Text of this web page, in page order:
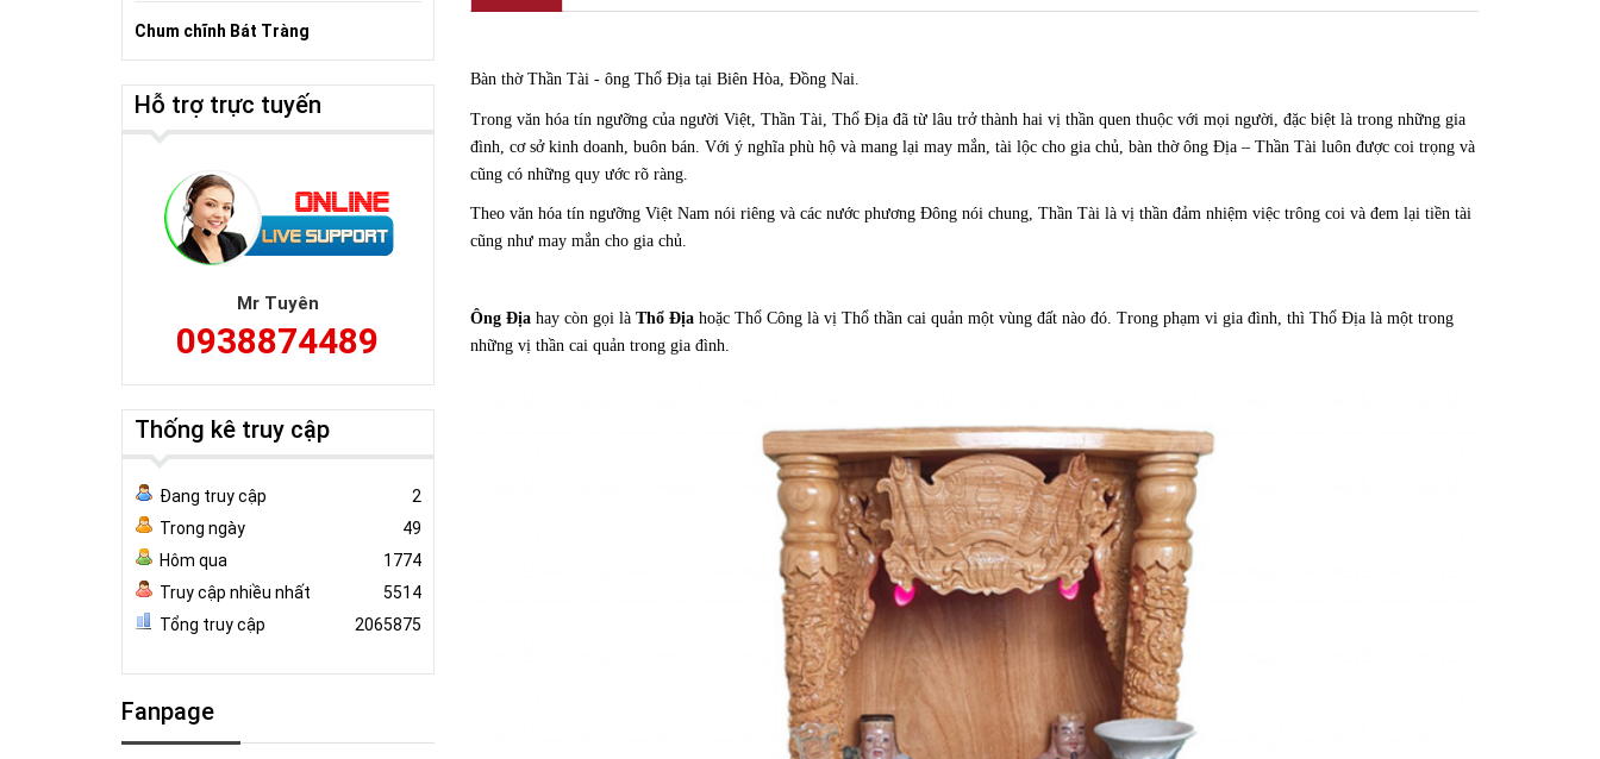
Bàn thờ Thần Tài - ông Thổ Địa tại Biên Hòa, Đồng Nai.
Trong văn hóa tín ngưỡng của người Việt, Thần Tài, Thổ Địa đã từ lâu trở thành hai vị thần quen thuộc với mọi người, đặc biệt là trong những gia
đình, cơ sở kinh doanh, buôn bán. Với ý nghĩa phù hộ và mang lại may mắn, tài lộc cho gia chủ, bàn thờ ông Địa – Thần Tài luôn được coi trọng và
cũng có những quy ước rõ ràng.
Theo văn hóa tín ngưỡng Việt Nam nói riêng và các nước phương Đông nói chung, Thần Tài là vị thần đảm nhiệm việc trông coi và đem lại tiền tài
cũng như may mắn cho gia chủ.
Ông Địahay còn gọi là Thổ Địahoặc Thổ Công là vị Thổ thần cai quản một vùng đất nào đó. Trong phạm vi gia đình, thì Thổ Địa là một trong
những vị thần cai quản trong gia đình.
Chum chĩnh Bát Tràng
Hỗ trợ trực tuyến
Mr Tuyên
0938874489
Thống kê truy cập
Đang truy cập
2
Trong ngày
49
Hôm qua
1774
Truy cập nhiều nhất
5514
Tổng truy cập
2065875
Fanpage